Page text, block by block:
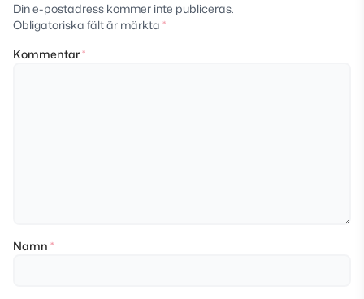
Din e-postadress kommer inte publiceras.
Obligatoriska fält är märkta *
Kommentar*
Namn *